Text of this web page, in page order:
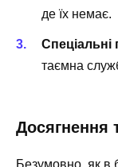
де їх немає.
Спеціальні
таємна
Досягнення
Безумовно, як в